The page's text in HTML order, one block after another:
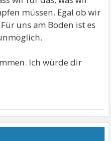
müssen. Egal ob wir
uns am Boden ist es
Ich würde dir